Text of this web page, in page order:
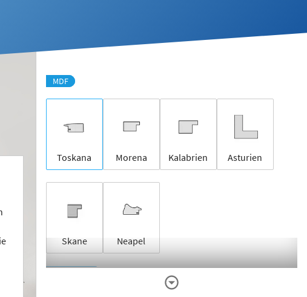
MDF
Toskana Morena Kalabrien Asturien
Skane Neapel